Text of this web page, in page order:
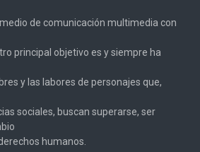
de comunicación multimedia con
principal objetivo es y siempre ha
y las labores de personajes que,
sociales, buscan superarse, ser
humanos.